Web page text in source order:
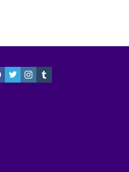
facebooktwitterinstagramtumblr